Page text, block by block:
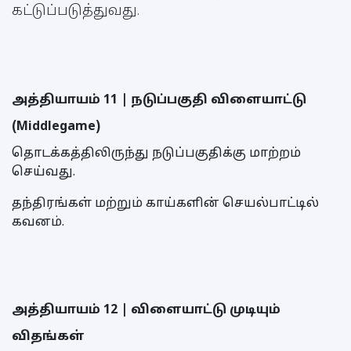
கட்டுப்படுத்துவது.
அத்தியாயம் 11 | நடுப்பகுதி விளையாட்டு
(Middlegame)
தொடக்கத்திலிருந்து நடுப்பகுதிக்கு மாற்றம்
செய்வது.
தந்திரங்கள் மற்றும் காய்களின் செயல்பாட்டில்
கவனம்.
அத்தியாயம் 12 | விளையாட்டு முடியும்
விதங்கள்